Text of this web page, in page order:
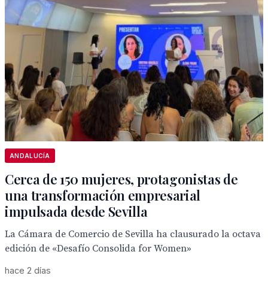
ANDALUCÍA
Cerca de 150 mujeres, protagonistas de
una transformación empresarial
impulsada desde Sevilla
La Cámara de Comercio de Sevilla ha clausurado la octava
edición de «Desafío Consolida for Women»
hace 2 días